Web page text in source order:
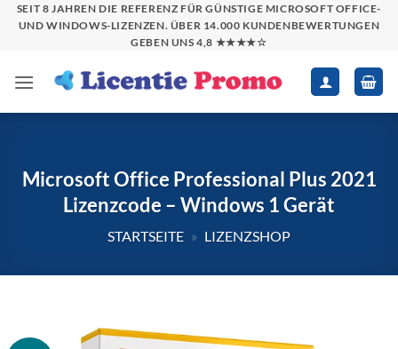
Zum
Inhalt
SEIT 8 JAHREN DIE REFERENZ FÜR GÜNSTIGE MICROSOFT OFFICE-
UND WINDOWS-LIZENZEN. ÜBER 14.000 KUNDENBEWERTUNGEN
GEBEN UNS 4,8 ★★★★☆
Microsoft Office Professional Plus 2021
Lizenzcode – Windows 1 Gerät
STARTSEITE » LIZENZSHOP